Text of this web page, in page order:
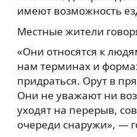
имеют возможность
Местные жители
«Они относятся к
нам терминах и
придраться. Орут в
Они не уважают ни
уходят на перерыв,
очереди снаружи», —